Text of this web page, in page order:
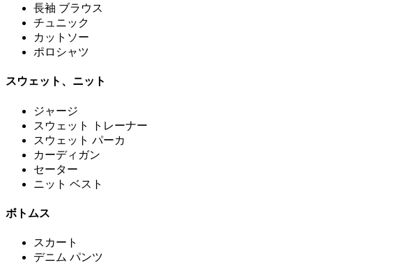
長袖 ブラウス
チュニック
カットソー
ポロシャツ
スウェット、ニット
ジャージ
スウェット トレーナー
スウェット パーカ
カーディガン
セーター
ニット ベスト
ボトムス
スカート
デニム パンツ